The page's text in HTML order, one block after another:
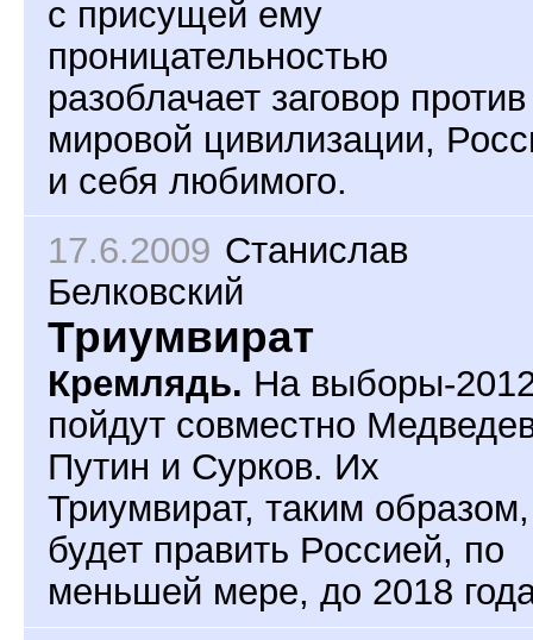
с присущей ему
проницательностью
разоблачает заговор против
мировой цивилизации,
и себя любимого.
17.6.2009 Станислав
Белковский
Триумвират
Кремлядь. На выборы-
пойдут совместно
Путин и Сурков. Их
Триумвират, таким образом,
будет править Россией, по
меньшей мере, до 2018